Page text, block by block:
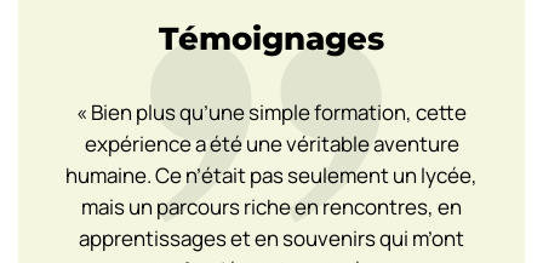
Témoignages
« Bien plus qu’une simple formation, cette
expérience a été une véritable aventure
humaine. Ce n’était pas seulement un lycée,
mais un parcours riche en rencontres, en
apprentissages et en souvenirs qui m’ont